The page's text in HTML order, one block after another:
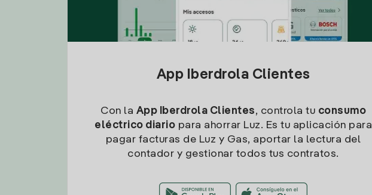
App Iberdrola Clientes
Con la App Iberdrola Clientes, controla tu consumo
eléctrico diario para ahorrar Luz. Es tu aplicación para
pagar facturas de Luz y Gas, aportar la lectura del
contador y gestionar todos tus contratos.